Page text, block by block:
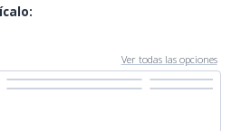
Ver todas las opciones